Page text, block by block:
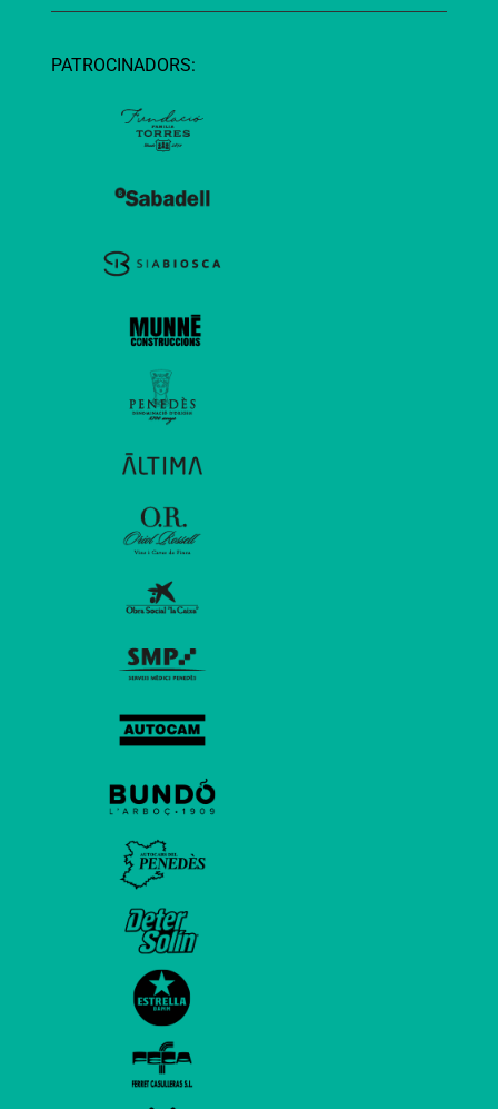
PATROCINADORS: